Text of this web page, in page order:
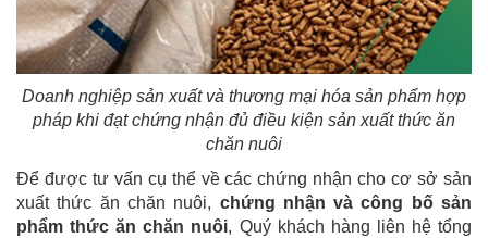
Doanh nghiệp sản xuất và thương mại hóa sản phẩm hợp
pháp khi đạt chứng nhận đủ điều kiện sản xuất thức ăn
chăn nuôi
Để được tư vấn cụ thể về các chứng nhận cho cơ sở sản
xuất thức ăn chăn nuôi, chứng nhận và công bố sản
phẩm thức ăn chăn nuôi, Quý khách hàng liên hệ tổng